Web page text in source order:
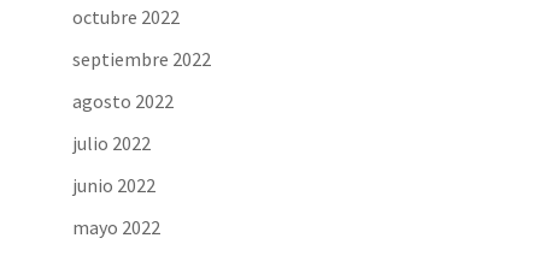
octubre 2022
septiembre 2022
agosto 2022
julio 2022
junio 2022
mayo 2022